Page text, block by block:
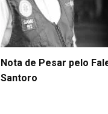
Nota de Pesar pelo
Santoro